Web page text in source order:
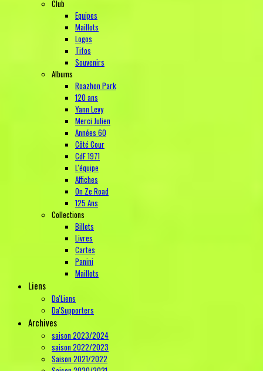
Club
Equipes
Maillots
Logos
Tifos
Souvenirs
Albums
Roazhon Park
120 ans
Yann Levy
Merci Julien
Années 60
Côté Cour
CdF 1971
L'équipe
Affiches
On Ze Road
125 Ans
Collections
Billets
Livres
Cartes
Panini
Maillots
Liens
Da'Liens
Da'Supporters
Archives
saison 2023/2024
saison 2022/2023
Saison 2021/2022